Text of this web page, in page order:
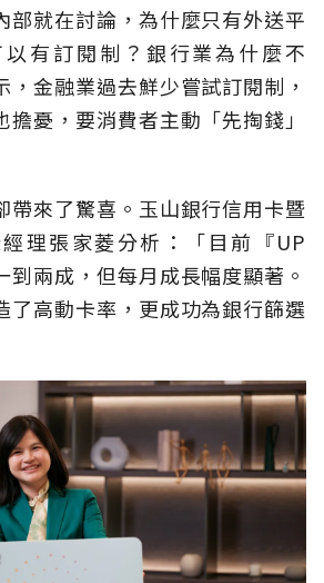
部就在討論，為什麼只有外送平
有訂閱制？銀行業為什麼不
，金融業過去鮮少嘗試訂閱制，
憂，要消費者主動「先掏錢」
帶來了驚喜。玉山銀行信用卡暨
理張家菱分析：「目前『UP
到兩成，但每月成長幅度顯著。
了高動卡率，更成功為銀行篩選